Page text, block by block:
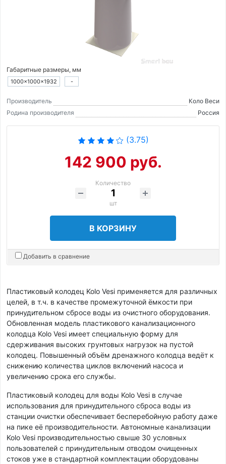
Габаритные размеры, мм
1000×1000×1932 -
Производитель
Коло Веси
Родина производителя
Россия
(3.75)
142 900 руб.
Количество
шт
В КОРЗИНУ
Добавить в сравнение
Пластиковый колодец Kolo Vesi применяется для различных
целей, в т.ч. в качестве промежуточной ёмкости при
принудительном сбросе воды из очистного оборудования.
Обновленная модель пластикового канализационного
колодца Kolo Vesi имеет специальную форму для
сдерживания высоких грунтовых нагрузок на пустой
колодец. Повышенный объём дренажного колодца ведёт к
снижению количества циклов включений насоса и
увеличению срока его службы.
Пластиковый колодец для воды Kolo Vesi в случае
использования для принудительного сброса воды из
станции очистки обеспечивает бесперебойную работу даже
на пике её производительности. Автономные канализации
Kolo Vesi производительностью свыше 30 условных
пользователей с принудительным отводом очищенных
стоков уже в стандартной комплектации оборудованы